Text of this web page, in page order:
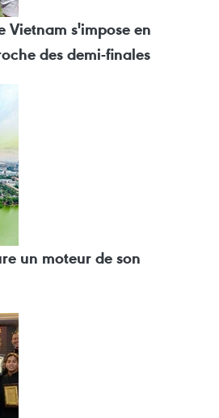
Vietnam s'impose en
des demi-finales
un moteur de son